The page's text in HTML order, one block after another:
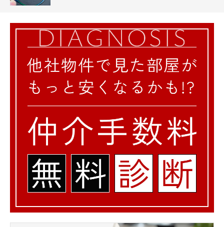
◆練馬区立豊玉中学校・・825m
◆中野区立第七中学校・・1,067m
小学校
◆練馬区立豊玉東小学校・・293m
◆練馬区立豊玉第二小学校・・430m
◆中野区立江古田小学校・・886m
◆中野区立江原小学校・・893m
◆練馬区立開進第三小学校・・932m
幼稚園、保育園
◆ソラスト新江古田・・26m
◆さくらさくみらい豊玉北・・127m
◆練馬型グループ保育室桜台・・306m